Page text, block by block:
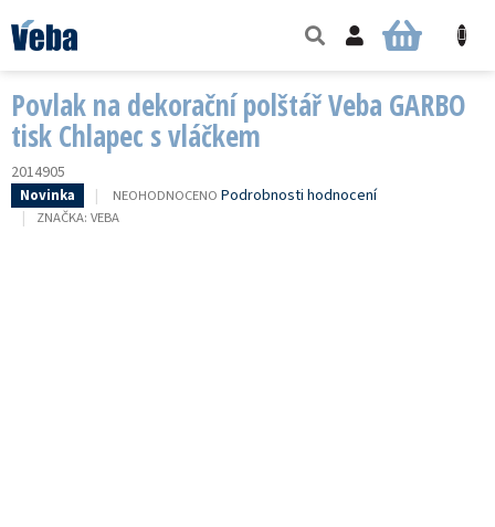
na
obsah
NÁKUPNÍ
Povlak na dekorační polštář Veba GARBO
tisk Chlapec s vláčkem
2014905
Novinka
PRŮMĚRNÉ
HODNOCENÍ
NEOHODNOCENO Podrobnosti hodnocení
ZNAČKA: VEBA